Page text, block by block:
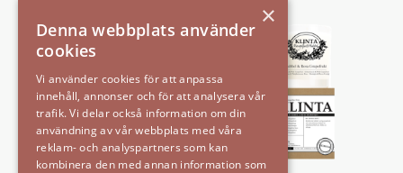
har
flera
varianter.
De
olika
alternativen
kan
×
Denna webbplats använder
cookies
Vi använder cookies för att anpassa
innehåll, annonser och för att analysera vår
trafik. Vi delar också information om din
användning av vår webbplats med våra
reklam- och analyspartners som kan
kombinera den med annan information som